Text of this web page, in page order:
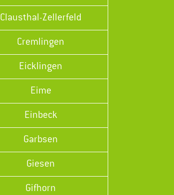
Clausthal-Zellerfeld
Cremlingen
Eicklingen
Eime
Einbeck
Garbsen
Giesen
Gifhorn